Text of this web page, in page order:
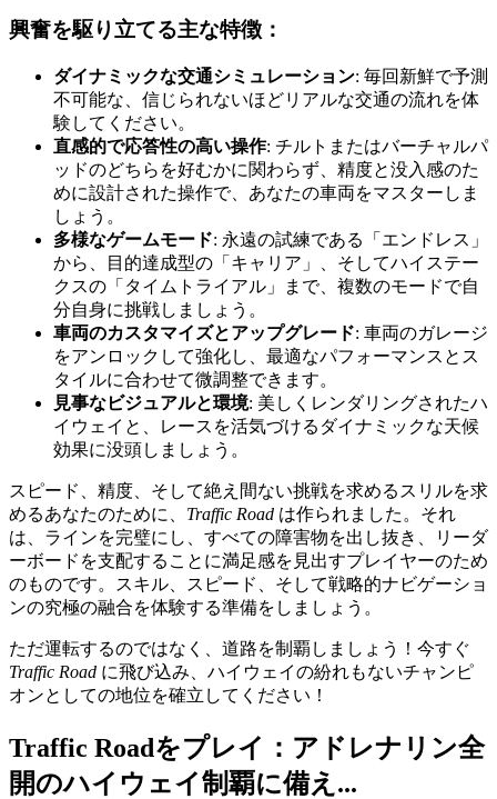
興奮を駆り立てる主な特徴：
ダイナミックな交通シミュレーション: 毎回新鮮で予測
不可能な、信じられないほどリアルな交通の流れを体
験してください。
直感的で応答性の高い操作: チルトまたはバーチャルパ
ッドのどちらを好むかに関わらず、精度と没入感のた
めに設計された操作で、あなたの車両をマスターしま
しょう。
多様なゲームモード: 永遠の試練である「エンドレス」
から、目的達成型の「キャリア」、そしてハイステー
クスの「タイムトライアル」まで、複数のモードで自
分自身に挑戦しましょう。
車両のカスタマイズとアップグレード: 車両のガレージ
をアンロックして強化し、最適なパフォーマンスとス
タイルに合わせて微調整できます。
見事なビジュアルと環境: 美しくレンダリングされたハ
イウェイと、レースを活気づけるダイナミックな天候
効果に没頭しましょう。
スピード、精度、そして絶え間ない挑戦を求めるスリルを求
めるあなたのために、 Traffic Road は作られました。それ
は、ラインを完璧にし、すべての障害物を出し抜き、リーダ
ーボードを支配することに満足感を見出すプレイヤーのため
のものです。スキル、スピード、そして戦略的ナビゲーショ
ンの究極の融合を体験する準備をしましょう。
ただ運転するのではなく、道路を制覇しましょう！今すぐ
Traffic Road に飛び込み、ハイウェイの紛れもないチャンピ
オンとしての地位を確立してください！
Traffic Roadをプレイ：アドレナリン全
開のハイウェイ制覇に備え...